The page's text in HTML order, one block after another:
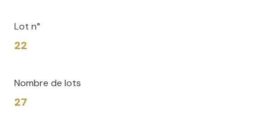
Lot n°
22
Nombre de lots
27